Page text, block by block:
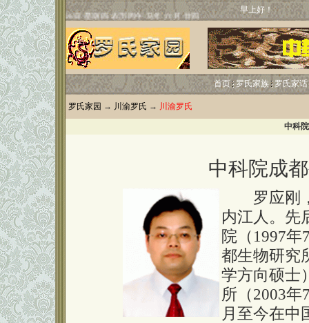
早上好！
首页 罗氏家族 罗氏家话
罗氏家园 → 川渝罗氏 → 川渝罗氏
中科
中科院成
罗应刚，
内江人。先
院（1997
都生物研究
学方向硕士
所（2003年
月至今在中